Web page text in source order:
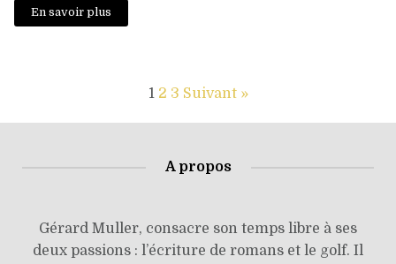
En savoir plus
1 2 3 Suivant »
A propos
Gérard Muller, consacre son temps libre à ses
deux passions : l’écriture de romans et le golf. Il